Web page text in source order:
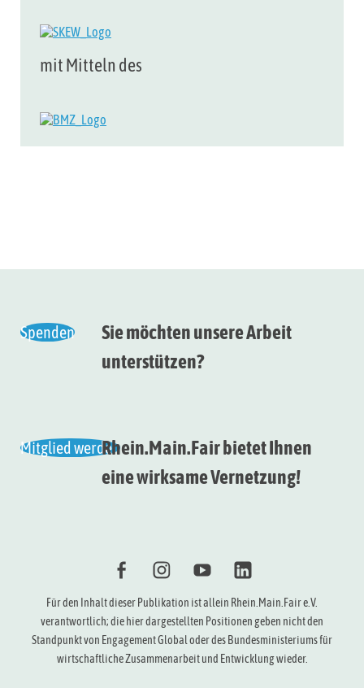
mit Mitteln des
Spenden
Sie möchten unsere Arbeit
unterstützen?
Mitglied werdenRhein.Main.Fair bietet Ihnen
eine wirksame Vernetzung!
f i Y l
Für den Inhalt dieser Publikation ist allein Rhein.Main.Fair e.V.
verantwortlich; die hier dargestellten Positionen geben nicht den
Standpunkt von Engagement Global oder des Bundesministeriums für
wirtschaftliche Zusammenarbeit und Entwicklung wieder.